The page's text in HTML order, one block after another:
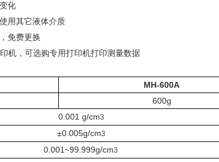
化
用其它液体介质
免费更换
机，可选购专用打印机打印测量数据
MH-600A
600g
0.001 g/cm3
±0.005g/cm3
0.001~99.999g/cm3